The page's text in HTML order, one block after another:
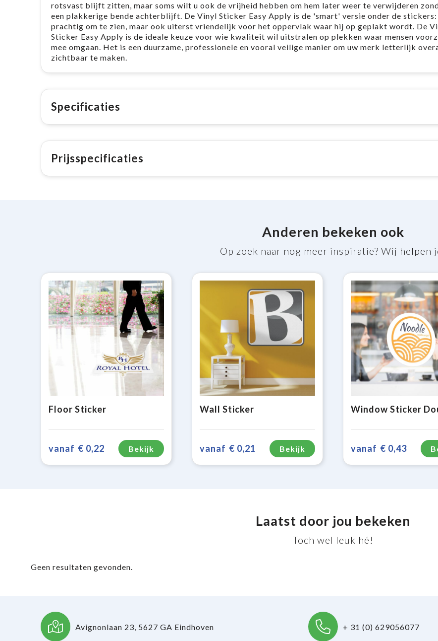
rotsvast blijft zitten, maar soms wilt u ook de vrijheid hebben om hem later weer te verwijderen
een plakkerige bende achterblijft. De Vinyl Sticker Easy Apply is de 'smart' versie onder de
prachtig om te zien, maar ook uiterst vriendelijk voor het oppervlak waar hij op geplakt wordt. De
Sticker Easy Apply is de ideale keuze voor wie kwaliteit wil uitstralen op plekken waar mensen
mee omgaan. Het is een duurzame, professionele en vooral veilige manier om uw merk letterlijk
zichtbaar te maken. ​
Specificaties
Prijsspecificaties
Anderen bekeken ook
Op zoek naar nog meer inspiratie? Wij helpen
Floor Sticker
vanaf € 0,22 Bekijk
Wall Sticker
vanaf € 0,21 Bekijk vanaf € 0,43
Laatst door jou bekeken
Toch wel leuk hé!
Geen resultaten gevonden.
Avignonlaan 23, 5627 GA Eindhoven + 31 (0) 629056077